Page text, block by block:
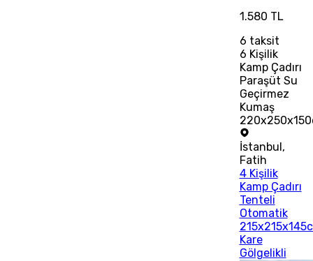
1.580 TL
6 taksit
6 Kişilik
Kamp Çadırı
Paraşüt Su
Geçirmez
Kumaş
İstanbul ,
Fatih
4 Kişilik
Kamp Çadırı
Tenteli
Otomatik
Kare
Gölgelikli